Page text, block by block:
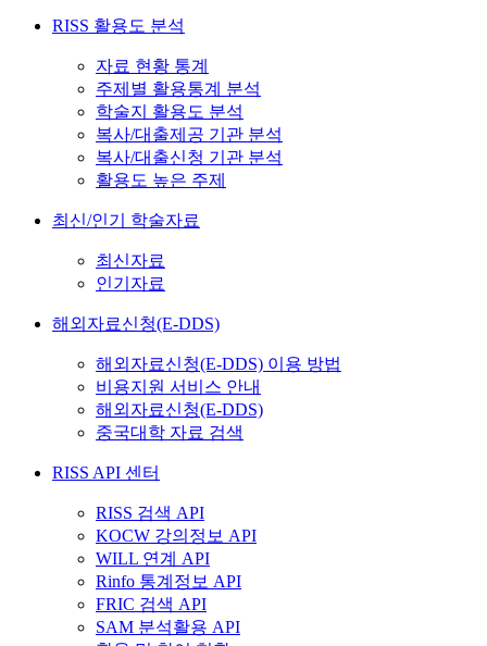
RISS 활용도 분석
자료 현황 통계
주제별 활용통계 분석
학술지 활용도 분석
복사/대출제공 기관 분석
복사/대출신청 기관 분석
활용도 높은 주제
최신/인기 학술자료
최신자료
인기자료
해외자료신청(E-DDS)
해외자료신청(E-DDS) 이용 방법
비용지원 서비스 안내
해외자료신청(E-DDS)
중국대학 자료 검색
RISS API 센터
RISS 검색 API
KOCW 강의정보 API
WILL 연계 API
Rinfo 통계정보 API
FRIC 검색 API
SAM 분석활용 API